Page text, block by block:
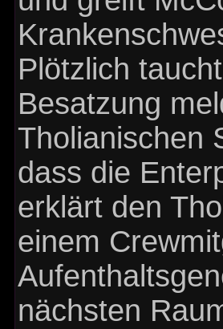
Plötzlich
Besatzung
Tholianischen
dass die
erklärt den
einem
nächsten